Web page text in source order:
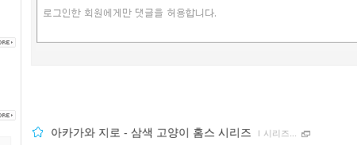
아카가와 지로 - 삼색 고양이 홈스 시리즈 ｌ 시리즈...